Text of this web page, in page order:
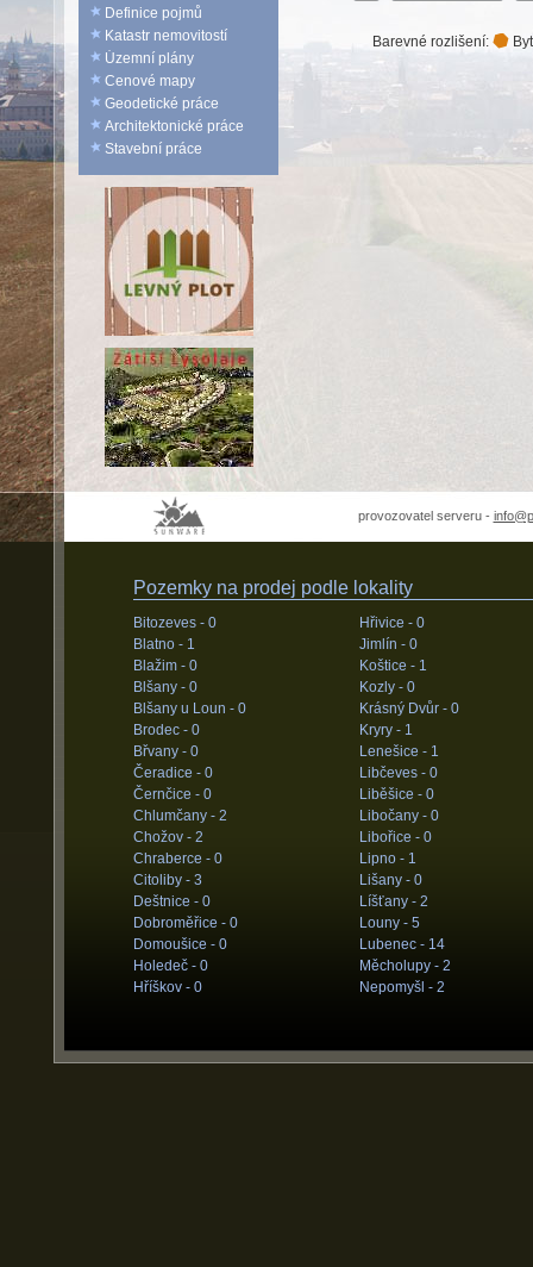
Definice pojmů
Katastr nemovitostí
Územní plány
Cenové mapy
Geodetické práce
Architektonické práce
Stavební práce
Barevné rozlišení:
provozovatel serveru -
Pozemky na prodej podle lokality
Bitozeves - 0
Blatno - 1
Blažim - 0
Blšany - 0
Blšany u Loun - 0
Brodec - 0
Břvany - 0
Čeradice - 0
Černčice - 0
Chlumčany - 2
Chožov - 2
Chraberce - 0
Citoliby - 3
Deštnice - 0
Dobroměřice - 0
Domoušice - 0
Holedeč - 0
Hříškov - 0
Hřivice - 0
Jimlín - 0
Koštice - 1
Kozly - 0
Krásný Dvůr - 0
Kryry - 1
Lenešice - 1
Libčeves - 0
Liběšice - 0
Libočany - 0
Libořice - 0
Lipno - 1
Lišany - 0
Líšťany - 2
Louny - 5
Lubenec - 14
Měcholupy - 2
Nepomyšl - 2